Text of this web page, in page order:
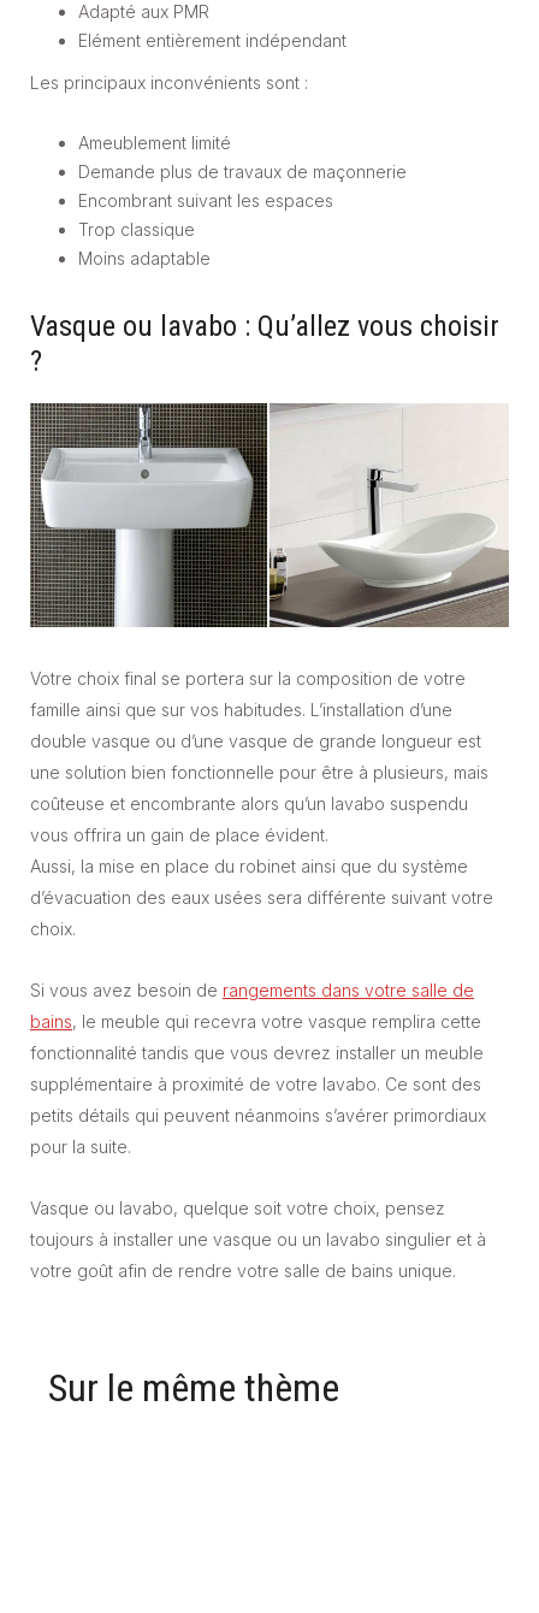
Adapté aux PMR
Elément entièrement indépendant
Les principaux inconvénients sont :
Ameublement limité
Demande plus de travaux de maçonnerie
Encombrant suivant les espaces
Trop classique
Moins adaptable
Vasque ou lavabo : Qu’allez vous choisir
?
Votre choix final se portera sur la composition de votre
famille ainsi que sur vos habitudes. L’installation d’une
double vasque ou d’une vasque de grande longueur est
une solution bien fonctionnelle pour être à plusieurs, mais
coûteuse et encombrante alors qu’un lavabo suspendu
vous offrira un gain de place évident.
Aussi, la mise en place du robinet ainsi que du système
d’évacuation des eaux usées sera différente suivant votre
choix.
Si vous avez besoin de rangements dans votre salle de
bains, le meuble qui recevra votre vasque remplira cette
fonctionnalité tandis que vous devrez installer un meuble
supplémentaire à proximité de votre lavabo. Ce sont des
petits détails qui peuvent néanmoins s’avérer primordiaux
pour la suite.
Vasque ou lavabo, quelque soit votre choix, pensez
toujours à installer une vasque ou un lavabo singulier et à
votre goût afin de rendre votre salle de bains unique.
Sur le même thème